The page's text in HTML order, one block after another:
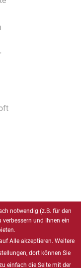
notwendig (z.B. für den
verbessern und Ihnen ein
Alle akzeptieren. Weitere
dort können Sie
einfach die Seite mit der